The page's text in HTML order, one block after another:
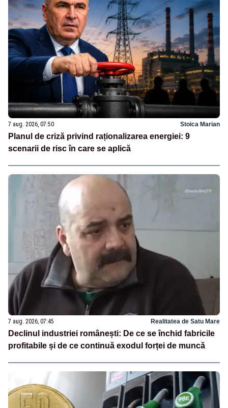
7 aug. 2026, 07:50 Stoica Marian
Planul de criză privind raționalizarea energiei: 9
scenarii de risc în care se aplică
7 aug. 2026, 07:45 Realitatea de Satu Mare
Declinul industriei românești: De ce se închid fabricile
profitabile și de ce continuă exodul forței de muncă